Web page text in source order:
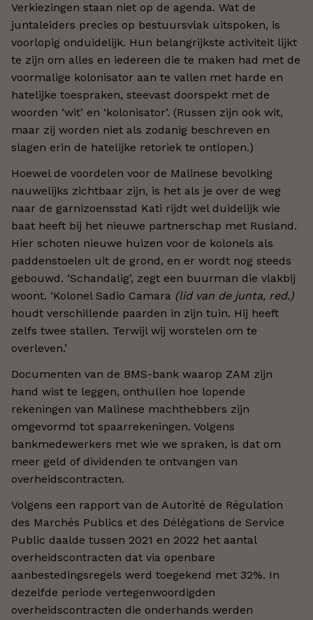
Verkiezingen staan niet op de agenda. Wat de
juntaleiders precies op bestuursvlak uitspoken, is
voorlopig onduidelijk. Hun belangrijkste activiteit lijkt
te zijn om alles en iedereen die te maken had met de
voormalige kolonisator aan te vallen met harde en
hatelijke toespraken, steevast doorspekt met de
woorden ‘wit’ en ‘kolonisator’. (Russen zijn ook wit,
maar zij worden niet als zodanig beschreven en
slagen erin de hatelijke retoriek te ontlopen.)
Hoewel de voordelen voor de Malinese bevolking
nauwelijks zichtbaar zijn, is het als je over de weg
naar de garnizoensstad Kati rijdt wel duidelijk wie
baat heeft bij het nieuwe partnerschap met Rusland.
Hier schoten nieuwe huizen voor de kolonels als
paddenstoelen uit de grond, en er wordt nog steeds
gebouwd. ‘Schandalig’, zegt een buurman die vlakbij
woont. ‘Kolonel Sadio Camara (lid van de junta, red.)
houdt verschillende paarden in zijn tuin. Hij heeft
zelfs twee stallen. Terwijl wij worstelen om te
overleven.’
Documenten van de BMS-bank waarop ZAM zijn
hand wist te leggen, onthullen hoe lopende
rekeningen van Malinese machthebbers zijn
omgevormd tot spaarrekeningen. Volgens
bankmedewerkers met wie we spraken, is dat om
meer geld of dividenden te ontvangen van
overheidscontracten.
Volgens een rapport van de Autorité de Régulation
des Marchés Publics et des Délégations de Service
Public daalde tussen 2021 en 2022 het aantal
overheidscontracten dat via openbare
aanbestedingsregels werd toegekend met 32%. In
dezelfde periode vertegenwoordigden
overheidscontracten die onderhands werden